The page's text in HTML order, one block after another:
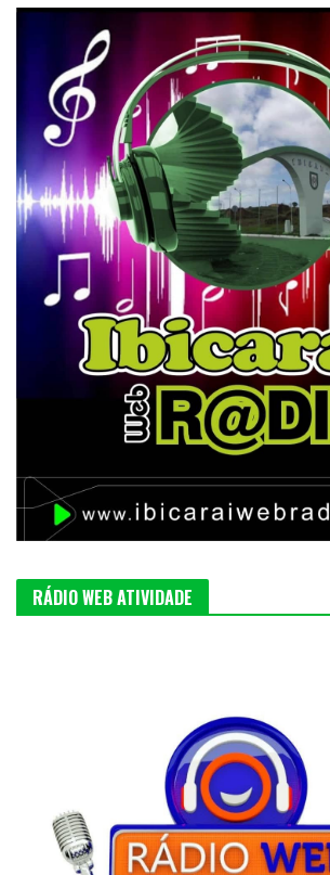
RÁDIO WEB ATIVIDADE